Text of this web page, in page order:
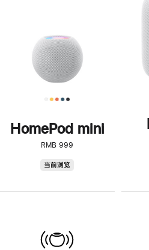
HomePod mini
RMB 999
当前浏览